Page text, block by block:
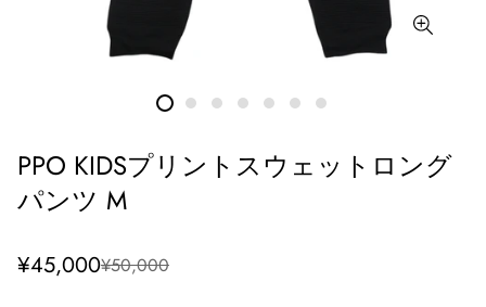
PPO KIDSプリントスウェットロング
パンツ M
セ
ー
¥45,000
通
常
¥50,000